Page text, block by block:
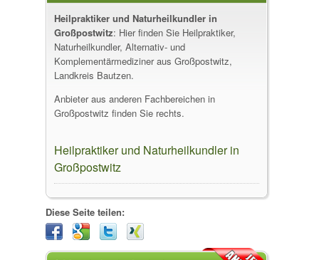
Großpostwitz
Heilpraktiker und Naturheilkundler in
Großpostwitz: Hier finden Sie Heilpraktiker,
Naturheilkundler, Alternativ- und
Komplementärmediziner aus Großpostwitz,
Landkreis Bautzen.
Anbieter aus anderen Fachbereichen in
Großpostwitz finden Sie rechts.
Heilpraktiker und Naturheilkundler in
Großpostwitz
Diese Seite teilen: